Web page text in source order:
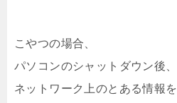
こやつの場合、
パソコンのシャットダウン後、
ネットワーク上のとある情報を